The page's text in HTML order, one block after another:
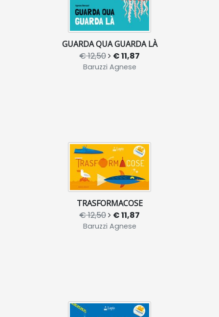
GUARDA QUA GUARDA LÀ
€ 12,50 € 11,87
Baruzzi Agnese
TRASFORMACOSE
€ 12,50 € 11,87
Baruzzi Agnese